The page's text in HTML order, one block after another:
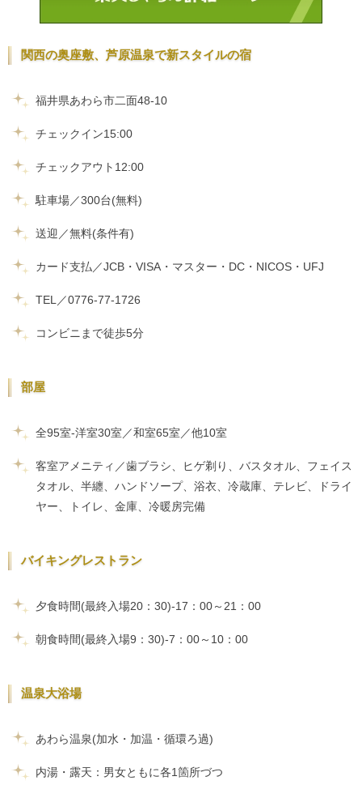
関西の奥座敷、芦原温泉で新スタイルの宿
福井県あわら市二面48-10
チェックイン15:00
チェックアウト12:00
駐車場／300台(無料)
送迎／無料(条件有)
カード支払／JCB・VISA・マスター・DC・NICOS・UFJ
TEL／0776-77-1726
コンビニまで徒歩5分
部屋
全95室-洋室30室／和室65室／他10室
客室アメニティ／歯ブラシ、ヒゲ剃り、バスタオル、フェイス
タオル、半纏、ハンドソープ、浴衣、冷蔵庫、テレビ、ドライ
ヤー、トイレ、金庫、冷暖房完備
バイキングレストラン
夕食時間(最終入場20：30)-17：00～21：00
朝食時間(最終入場9：30)-7：00～10：00
温泉大浴場
あわら温泉(加水・加温・循環ろ過)
内湯・露天：男女ともに各1箇所づつ